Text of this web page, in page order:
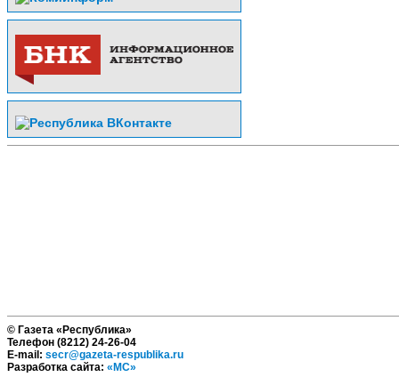
© Газета «Республика»
Телефон (8212) 24-26-04
E-mail: secr@gazeta-respublika.ru
Разработка сайта: «МС»